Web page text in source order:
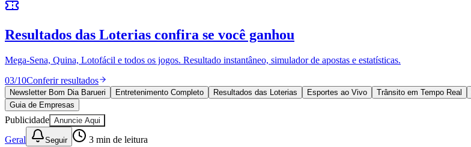
Anuncie no Portal
Cadastrar Empresa
Divulgar Vagas Novo
Publicidade Legal
Política
Eleições
Esportes
Saúde
Segurança
Cultura
Resultados das Loterias confira se você ganhou
Mega-Sena, Quina, Lotofácil e todos os jogos. Resultado instantâneo, simulador de apostas e estatísticas.
03/10Conferir resultados
Newsletter Bom Dia Barueri Entretenimento Completo Resultados das Loterias Esportes ao Vivo Trânsito em Tempo Real
Guia de Empresas
Publicidade Anuncie Aqui
Geral Seguir 3 min de leitura